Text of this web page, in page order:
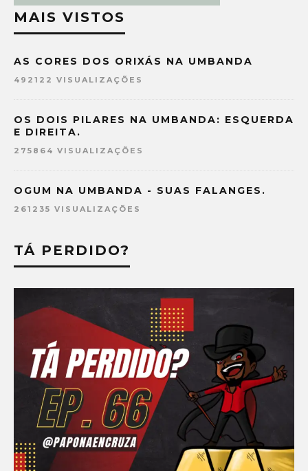
MAIS VISTOS
AS CORES DOS ORIXÁS NA UMBANDA
492122 VISUALIZAÇÕES
OS DOIS PILARES NA UMBANDA: ESQUERDA
E DIREITA.
275864 VISUALIZAÇÕES
OGUM NA UMBANDA - SUAS FALANGES.
261235 VISUALIZAÇÕES
TÁ PERDIDO?